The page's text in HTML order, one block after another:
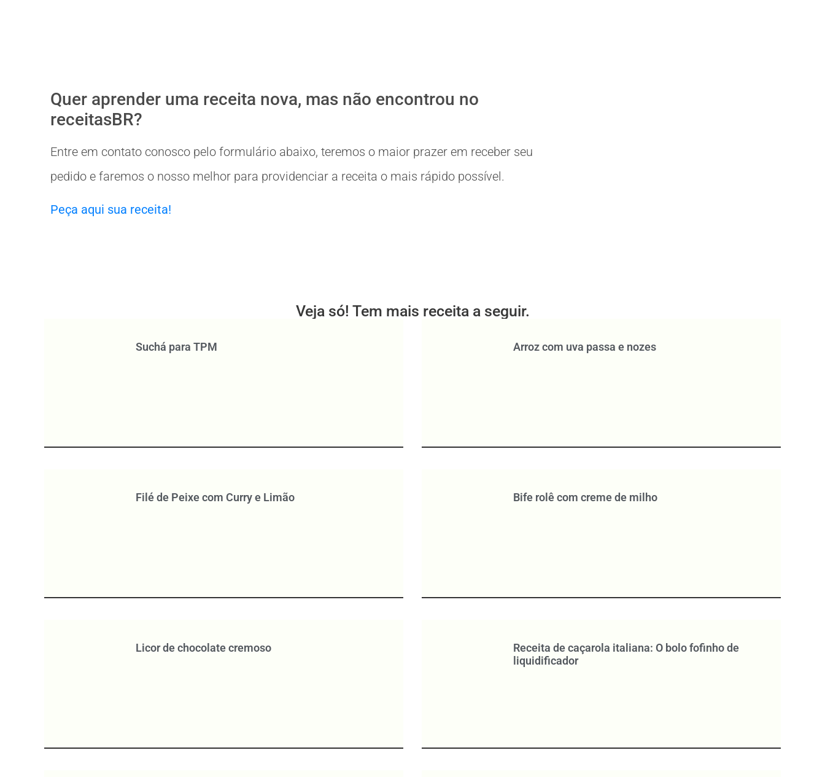
Quer aprender uma receita nova, mas não encontrou no
receitasBR?
Entre em contato conosco pelo formulário abaixo, teremos o maior prazer em receber seu
pedido e faremos o nosso melhor para providenciar a receita o mais rápido possível.
Peça aqui sua receita!
Veja só! Tem mais receita a seguir.
Suchá para TPM Arroz com uva passa e nozes
Filé de Peixe com Curry e Limão Bife rolê com creme de milho
Licor de chocolate cremoso
Receita de caçarola italiana: O bolo fofinho de
liquidificador